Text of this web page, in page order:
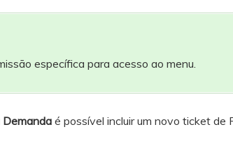
específica para acesso ao menu.
Demanda é possível incluir um novo ticket de